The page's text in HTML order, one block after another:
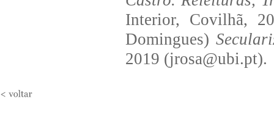
Interior, Covilhã,
Domingues)
2019 (jrosa@ubi.pt).